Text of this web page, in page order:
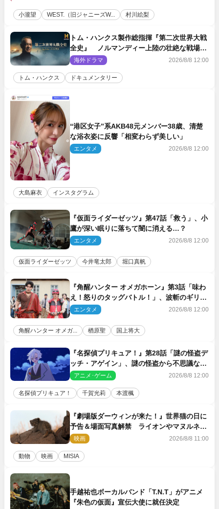
小瀧望 WEST.（旧ジャニーズW... 村川絵梨
トム・ハンクス製作総指揮『第二次世界大戦
全史』 ノルマンディー上陸の壮絶な戦場を
収めた特別映像解禁
海外ドラマ 2026/8/8 12:00
トム・ハンクス ドキュメンタリー
“港区女子”系AKB48元メンバー38歳、清楚
な浴衣姿に反響「相変わらず美しい」
エンタメ 2026/8/8 12:00
大島麻衣 インスタグラム
『仮面ライダーゼッツ』第47話「救う」、小
鷹が深い眠りに落ちて闇に消える…？
エンタメ 2026/8/8 12:00
仮面ライダーゼッツ 今井竜太郎 堀口真帆
『角醒ハンター オメガホーン』第3話「味わ
え！怒りのタッグバトル！」、波斬のギリコ
がハンターバトルを挑んできた！
エンタメ 2026/8/8 12:00
角醒ハンター オメガ... 楢原聖 国上将大
『名探偵プリキュア！』第28話「謎の怪盗デ
ッチ・アゲイン」、謎の怪盗から不思議な予
告状が届く
アニメ･ゲーム 2026/8/8 12:00
名探偵プリキュア！ 千賀光莉 本渡楓
『劇場版ダーウィンが来た！』世界猫の日に
予告＆場面写真解禁 ライオンやマヌルネコ
の赤ちゃんが大集合
映画 2026/8/8 11:00
動物 映画 MISIA
手越祐也ボーカルバンド「T.N.T」がアニメ
『朱色の仮面』宣伝大使に就任決定